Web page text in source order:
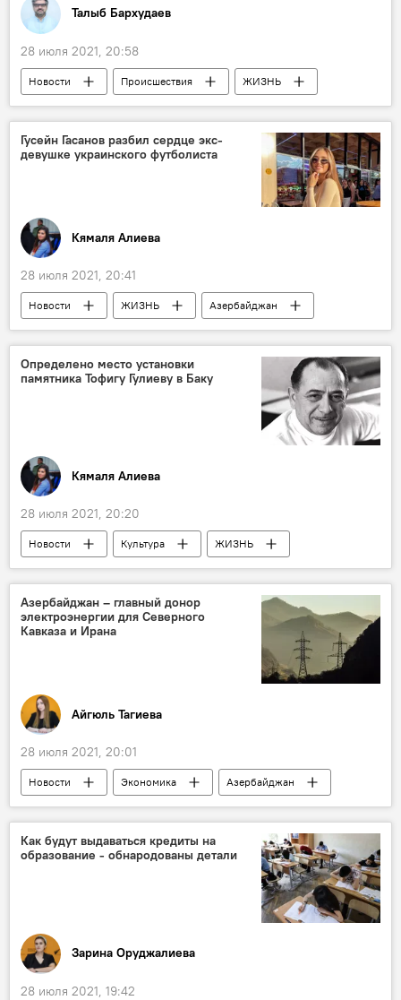
Талыб Бархудаев
28 июля 2021, 20:58
Новости Происшествия
ЖИЗНЬ
Азербайджан
наркотики TikTok
Гусейн Гасанов разбил сердце экс-
девушке украинского футболиста
Кямаля Алиева
28 июля 2021, 20:41
Новости ЖИЗНЬ
Азербайджан
Россия
Блогер
Гусейн Гасанов
возлюбленная
Определено место установки
памятника Тофигу Гулиеву в Баку
Кямаля Алиева
28 июля 2021, 20:20
Новости Культура
ЖИЗНЬ
Азербайджан
памятник
Тофиг Гулиев
Композитор
Азербайджан – главный донор
электроэнергии для Северного
Кавказа и Ирана
Айгюль Тагиева
28 июля 2021, 20:01
Новости Экономика
Азербайджан
Новости мира
Коридор "Север-Юг"
электроэнергия
энергетика
АНАЛИТИКА
Пресс-центр
Как будут выдаваться кредиты на
образование - обнародованы детали
Зарина Оруджалиева
28 июля 2021, 19:42